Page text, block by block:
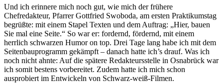
Und ich erinnere mich noch gut, wie mich der frühere
Chefredakteur, Pfarrer Gottfried Swoboda, am ersten Praktikumstag
begrüßte: mit einem Stapel Texten und dem Auftrag: „Hier, bauen
Sie mal eine Seite.“ So war er: fordernd, fördernd, mit einem
herrlich schwarzen Humor on top. Drei Tage lang habe ich mit dem
Seitenbauprogramm gekämpft – danach hatte ich’s drauf. Was ich
noch nicht ahnte: Auf die spätere Redakteursstelle in Osnabrück war
ich somit bestens vorbereitet. Zudem hatte ich mich schon
ausprobiert im Entwickeln von Schwarz-weiß-Filmen.